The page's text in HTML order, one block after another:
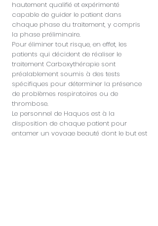
hautement qualifié et expérimenté
capable de guider le patient dans
chaque phase du traitement, y compris
la phase préliminaire.
Pour éliminer tout risque, en effet, les
patients qui décident de réaliser le
traitement Carboxythérapie sont
préalablement soumis à des tests
spécifiques pour déterminer la présence
de problèmes respiratoires ou de
thrombose.
Le personnel de Haquos est à la
disposition de chaque patient pour
entamer un voyage beauté dont le but est